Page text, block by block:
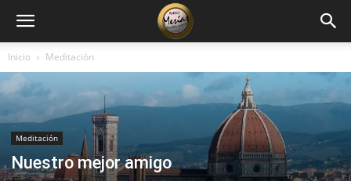
Inicio Meditación
Meditación
Nuestro mejor amigo